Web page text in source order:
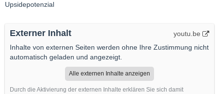
Upsidepotenzial
Externer Inhalt
youtu.be
Inhalte von externen Seiten werden ohne Ihre Zustimmung nicht
automatisch geladen und angezeigt.
Alle externen Inhalte anzeigen
Durch die Aktivierung der externen Inhalte erklären Sie sich damit